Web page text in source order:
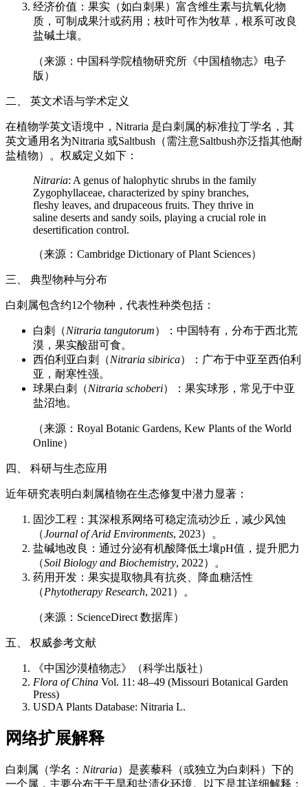
经济价值：果实（如白刺果）富含维生素与抗氧化物
质，可制成果汁或药用；枝叶可作为牧草，根系可改良
盐碱土壤。
（来源：中国科学院植物研究所《中国植物志》电子
版）
二、 英文术语与学术定义
在植物学英文语境中，Nitraria 是白刺属的标准拉丁学名，其
英文通用名为Nitraria 或Saltbush（需注意Saltbush亦泛指其他耐
盐植物）。权威定义如下：
Nitraria: A genus of halophytic shrubs in the family
Zygophyllaceae, characterized by spiny branches,
fleshy leaves, and drupaceous fruits. They thrive in
saline deserts and sandy soils, playing a crucial role in
desertification control.
（来源：Cambridge Dictionary of Plant Sciences）
三、 典型物种与分布
白刺属包含约12个物种，代表性种类包括：
白刺（Nitraria tangutorum）：中国特有，分布于西北荒
漠，果实酸甜可食。
西伯利亚白刺（Nitraria sibirica）：广布于中亚至西伯利
亚，耐寒性强。
球果白刺（Nitraria schoberi）：果实球形，常见于中亚
盐沼地。
（来源：Royal Botanic Gardens, Kew Plants of the World
Online）
四、 科研与生态应用
近年研究表明白刺属植物在生态修复中潜力显著：
固沙工程：其深根系网络可稳定流动沙丘，减少风蚀
（Journal of Arid Environments, 2023）。
盐碱地改良：通过分泌有机酸降低土壤pH值，提升肥力
（Soil Biology and Biochemistry, 2022）。
药用开发：果实提取物具有抗炎、降血糖活性
（Phytotherapy Research, 2021）。
（来源：ScienceDirect 数据库）
五、 权威参考文献
《中国沙漠植物志》（科学出版社）
Flora of China Vol. 11: 48–49 (Missouri Botanical Garden
Press)
USDA Plants Database: Nitraria L.
网络扩展解释
白刺属（学名： Nitraria）是蒺藜科（或独立为白刺科）下的
一个属，主要分布于干旱和盐渍化环境。以下是其详细解释：